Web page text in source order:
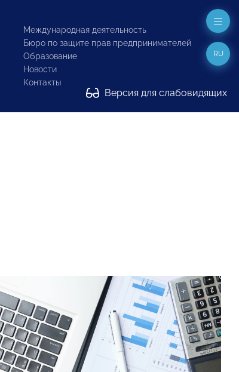
Международная деятельность
Бюро по защите прав предпринимателей
Образование
Новости
Контакты
Версия для слабовидящих
RU